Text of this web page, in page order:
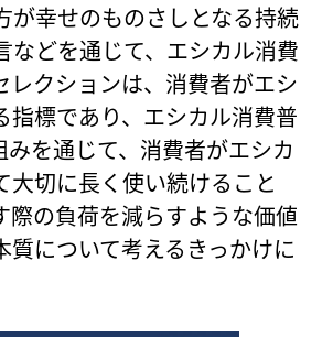
が幸せのものさしとなる持続
どを通じて、エシカル消費
クションは、消費者がエシ
標であり、エシカル消費普
を通じて、消費者がエシカ
切に長く使い続けること
の負荷を減らすような価値
について考えるきっかけに